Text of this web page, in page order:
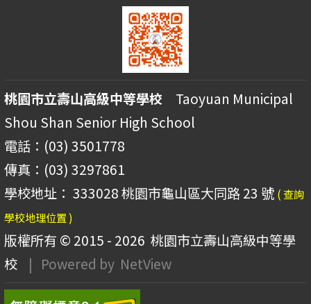
桃園市立壽山高級中等學校 Taoyuan Municipal
Shou Shan Senior High School
電話：(03) 3501778
傳真：(03) 3297861
學校地址： 333028 桃園市龜山區大同路 23 號 ( 查詢
學校地理位置 )
版權所有 © 2015 - 2026 桃園市立壽山高級中等學
校
| Powered by NetView